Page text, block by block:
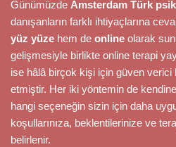
Günümüzde Amsterdam Türk
danışanların farklı ihtiyaçlarına
yüz yüze hem de online olarak
gelişmesiyle birlikte online terapi
ise hâlâ birçok kişi için güven
etmiştir. Her iki yöntemin de
hangi seçeneğin sizin için daha
koşullarınıza, beklentilerinize ve
belirlenir.